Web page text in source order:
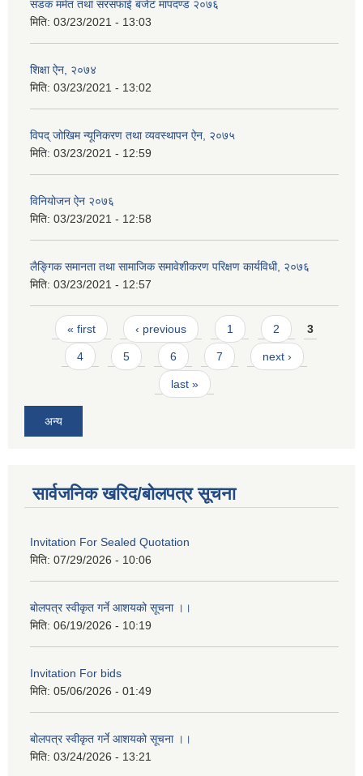
सडक मर्मत तथा सरसफाई बजेट मापदण्ड २०७६
मिति: 03/23/2021 - 13:03
शिक्षा ऐन, २०७४
मिति: 03/23/2021 - 13:02
विपद् जोखिम न्यूनिकरण तथा व्यवस्थापन ऐन, २०७५
मिति: 03/23/2021 - 12:59
विनियोजन ऐन २०७६
मिति: 03/23/2021 - 12:58
लैङ्गिक समानता तथा सामाजिक समावेशीकरण परिक्षण कार्यविधी, २०७६
मिति: 03/23/2021 - 12:57
Pages
« first ‹ previous 1 2 3
4 5 6 7 next ›
last »
अन्य
सार्वजनिक खरिद/बोलपत्र सूचना
Invitation For Sealed Quotation
मिति: 07/29/2026 - 10:06
बोलपत्र स्वीकृत गर्ने आशयको सूचना ।।
मिति: 06/19/2026 - 10:19
Invitation For bids
मिति: 05/06/2026 - 01:49
बोलपत्र स्वीकृत गर्ने आशयको सूचना ।।
मिति: 03/24/2026 - 13:21